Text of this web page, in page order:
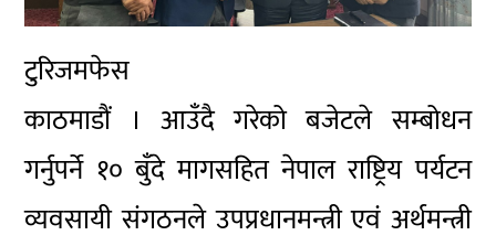
टुरिजमफेस
काठमाडौं । आउँदै गरेको बजेटले सम्बोधन
गर्नुपर्ने १० बुँदे मागसहित नेपाल राष्ट्रिय पर्यटन
व्यवसायी संगठनले उपप्रधानमन्त्री एवं अर्थमन्त्री